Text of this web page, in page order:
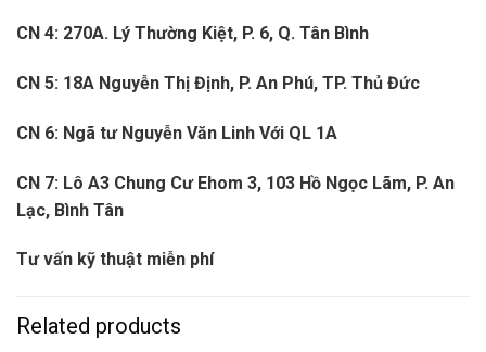
CN 4: 270A. Lý Thường Kiệt, P. 6, Q. Tân Bình
CN 5: 18A Nguyễn Thị Định, P. An Phú, TP. Thủ Đức
CN 6: Ngã tư Nguyễn Văn Linh Với QL 1A
CN 7: Lô A3 Chung Cư Ehom 3, 103 Hồ Ngọc Lãm, P. An
Lạc, Bình Tân
Tư vấn kỹ thuật miễn phí
Related products